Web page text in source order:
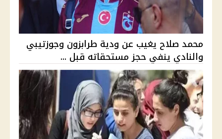
محمد صلاح يغيب عن ودية طرابزون وجوزتيبي
والنادي ينفي حجز مستحقاته قبل ...